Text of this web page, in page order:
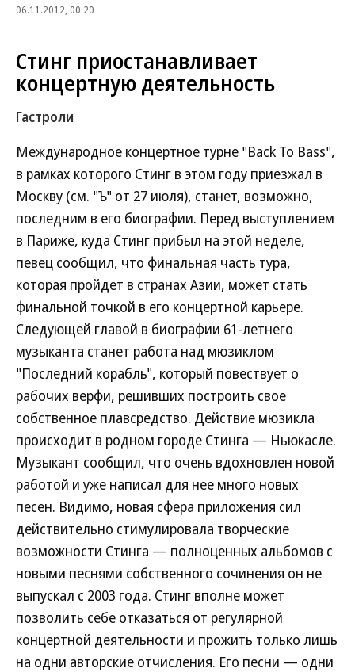
06.11.2012, 00:20
Стинг приостанавливает
концертную деятельность
Гастроли
Международное концертное турне "Back To Bass",
в рамках которого Стинг в этом году приезжал в
Москву (см. "Ъ" от 27 июля), станет, возможно,
последним в его биографии. Перед выступлением
в Париже, куда Стинг прибыл на этой неделе,
певец сообщил, что финальная часть тура,
которая пройдет в странах Азии, может стать
финальной точкой в его концертной карьере.
Следующей главой в биографии 61-летнего
музыканта станет работа над мюзиклом
"Последний корабль", который повествует о
рабочих верфи, решивших построить свое
собственное плавсредство. Действие мюзикла
происходит в родном городе Стинга — Ньюкасле.
Музыкант сообщил, что очень вдохновлен новой
работой и уже написал для нее много новых
песен. Видимо, новая сфера приложения сил
действительно стимулировала творческие
возможности Стинга — полноценных альбомов с
новыми песнями собственного сочинения он не
выпускал с 2003 года. Стинг вполне может
позволить себе отказаться от регулярной
концертной деятельности и прожить только лишь
на одни авторские отчисления. Его песни — одни